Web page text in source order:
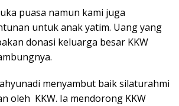
puasa namun kami juga
untuk anak yatim. Uang yang
donasi keluarga besar KKW
menyambut baik silaturahmi
oleh KKW. Ia mendorong KKW